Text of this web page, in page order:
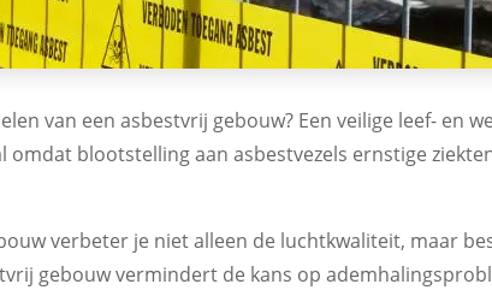
van een asbestvrij gebouw? Een veilige leef- en
omdat blootstelling aan asbestvezels ernstige
verbeter je niet alleen de luchtkwaliteit, maar
gebouw vermindert de kans op